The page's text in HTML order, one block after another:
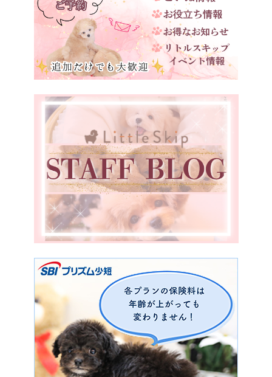
和歌山県
鳥取県
島根県
岡山県
広島県
山口県
徳島県
愛媛県
福岡県
宮崎県
鹿児島県
香川県